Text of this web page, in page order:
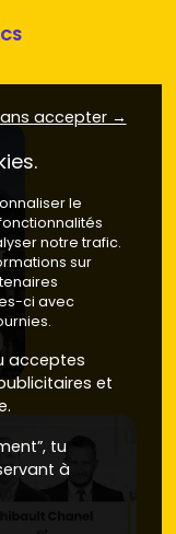
accepter →
le
notre trafic.
sur
ci avec
acceptes
et
tu
à